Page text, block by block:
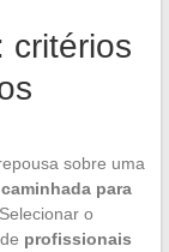
critérios
sobre uma
caminhada para
o
profissionais